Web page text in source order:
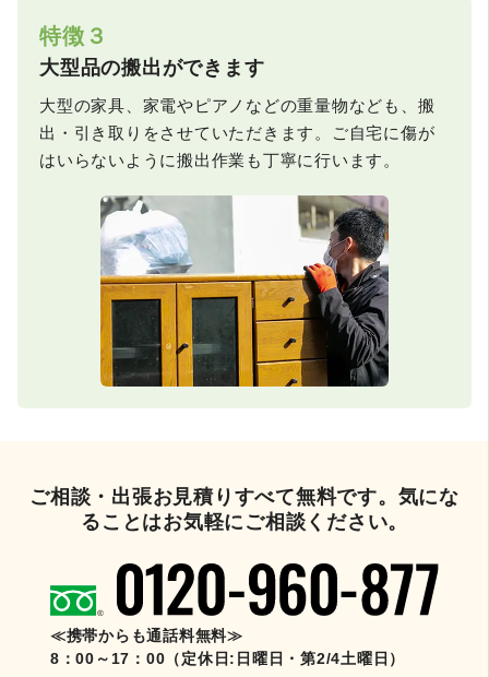
特徴３
大型品の搬出ができます
大型の家具、家電やピアノなどの重量物なども、搬
出・引き取りをさせていただきます。ご自宅に傷が
はいらないように搬出作業も丁寧に行います。
ご相談・出張お見積りすべて無料です。気にな
ることはお気軽にご相談ください。
≪携帯からも通話料無料≫
8：00～17：00（定休日:日曜日・第2/4土曜日）